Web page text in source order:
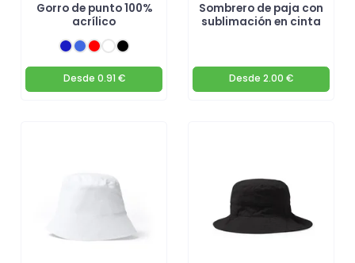
Gorro de punto 100%
acrílico
Desde 0.91 €
Sombrero de paja con
sublimación en cinta
Desde 2.00 €